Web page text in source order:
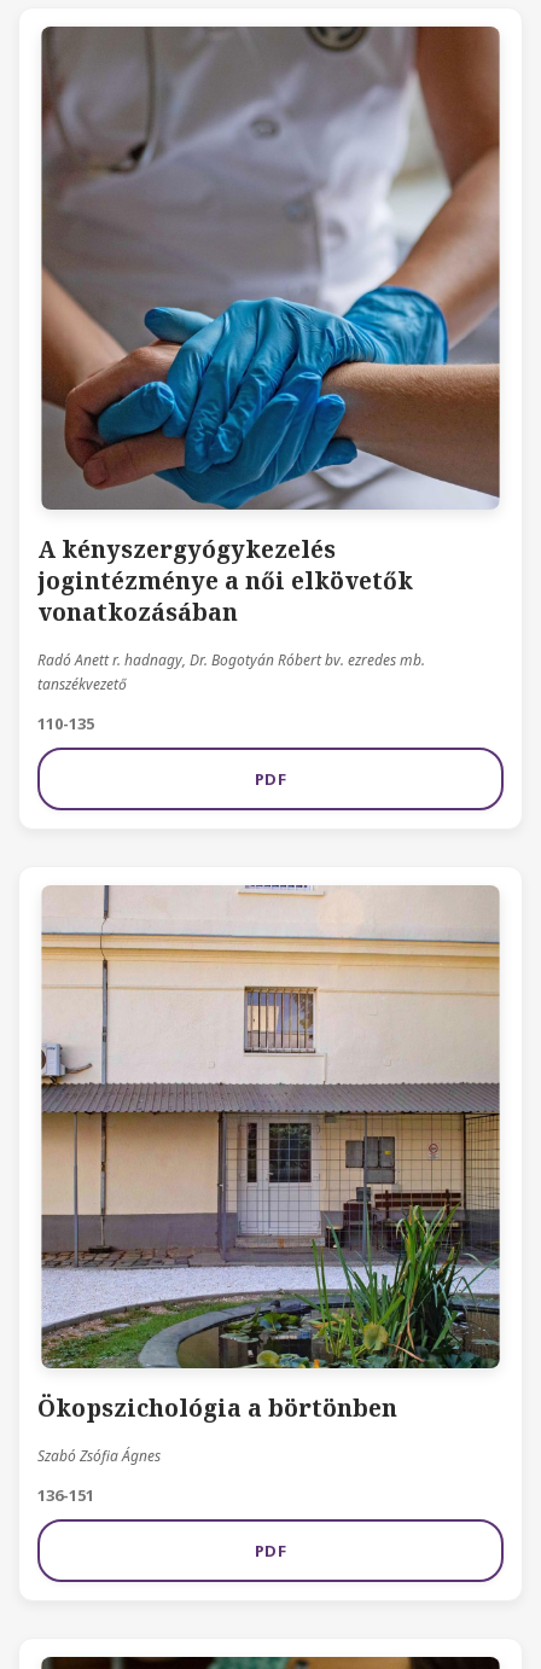
A kényszergyógykezelés
jogintézménye a női elkövetők
vonatkozásában
Radó Anett r. hadnagy, Dr. Bogotyán Róbert bv. ezredes mb.
tanszékvezető
110-135
PDF
Ökopszichológia a börtönben
Szabó Zsófia Ágnes
136-151
PDF